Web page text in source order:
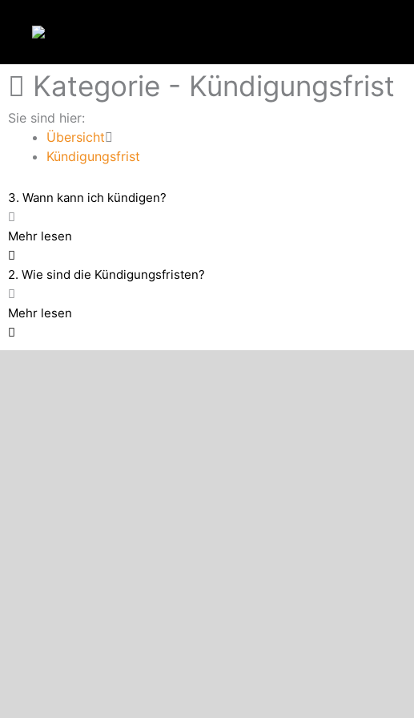
Kategorie - Kündigungsfrist
Sie sind hier:
Übersicht
Kündigungsfrist
3. Wann kann ich kündigen?
Mehr lesen
2. Wie sind die Kündigungsfristen?
Mehr lesen